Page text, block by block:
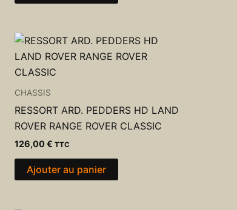
CHASSIS
RESSORT ARD. PEDDERS HD LAND
ROVER RANGE ROVER CLASSIC
126,00€ TTC
Ajouter au panier